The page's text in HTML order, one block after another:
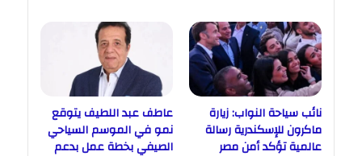
نائب سياحة النواب: زيارة
ماكرون للإسكندرية رسالة
عالمية تؤكد أمن مصر
عاطف عبد اللطيف يتوقع
نمو في الموسم السياحي
الصيفي بخطة عمل بدعم